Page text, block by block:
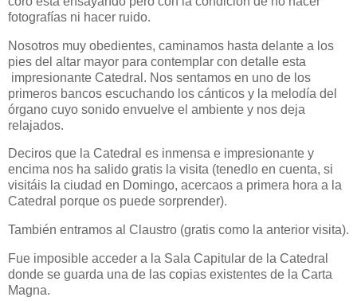
fotografías ni hacer ruido.
Nosotros muy obedientes, caminamos hasta delante a los
pies del altar mayor para contemplar con detalle esta
impresionante Catedral. Nos sentamos en uno de los
primeros bancos escuchando los cánticos y la melodía del
órgano cuyo sonido envuelve el ambiente y nos deja
relajados.
Deciros que la Catedral es inmensa e impresionante y
encima nos ha salido gratis la visita (tenedlo en cuenta, si
visitáis la ciudad en Domingo, acercaos a primera hora a la
Catedral porque os puede sorprender).
También entramos al Claustro (gratis como la anterior visita).
Fue imposible acceder a la Sala Capitular de la Catedral
donde se guarda una de las copias existentes de la Carta
Magna.